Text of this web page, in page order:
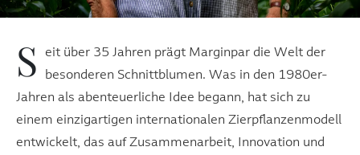
S
eit über 35 Jahren prägt Marginpar die Welt der
besonderen Schnittblumen. Was in den 1980er-
Jahren als abenteuerliche Idee begann, hat sich zu
einem einzigartigen internationalen Zierpflanzenmodell
entwickelt, das auf Zusammenarbeit, Innovation und